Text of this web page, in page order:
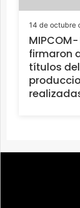
14 de octubre
firmaron
títulos